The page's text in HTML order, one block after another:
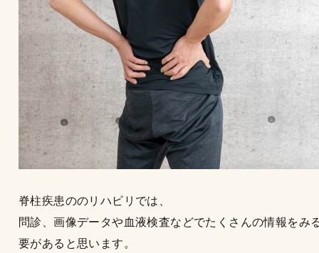
脊柱疾患ののリハビリでは、
問診、画像データや血液検査などでたくさんの情報をみ
要があると思います。